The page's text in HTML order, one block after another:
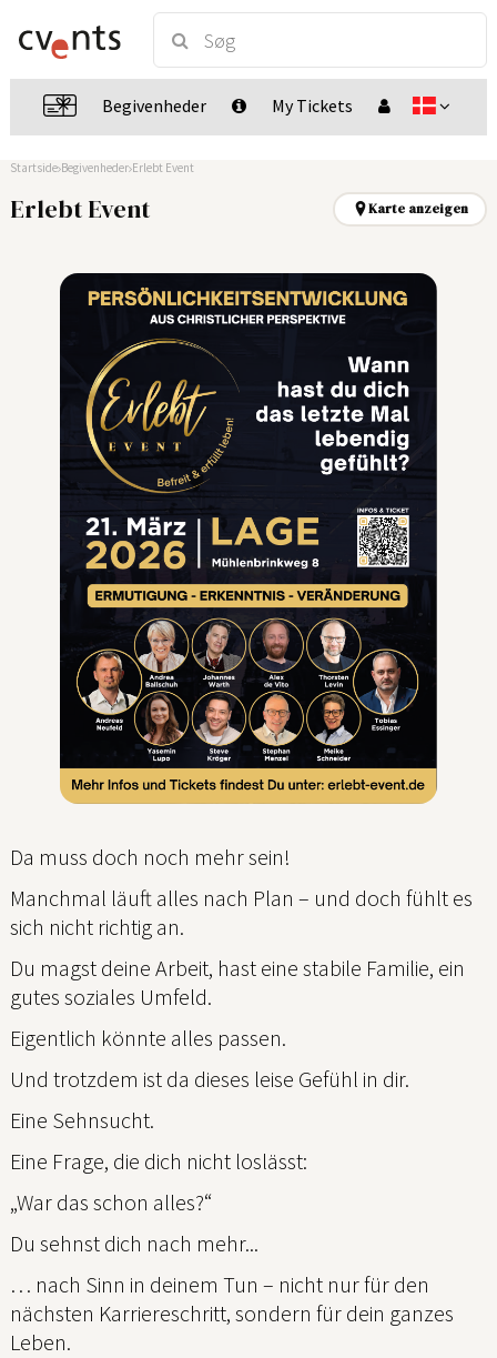
Begivenheder My Tickets
Startside Begivenheder Erlebt Event
Erlebt Event Karte anzeigen
Da muss doch noch mehr sein!
Manchmal läuft alles nach Plan – und doch fühlt es
sich nicht richtig an.
Du magst deine Arbeit, hast eine stabile Familie, ein
gutes soziales Umfeld.
Eigentlich könnte alles passen.
Und trotzdem ist da dieses leise Gefühl in dir.
Eine Sehnsucht.
Eine Frage, die dich nicht loslässt:
„War das schon alles?“
Du sehnst dich nach mehr...
… nach Sinn in deinem Tun – nicht nur für den
nächsten Karriereschritt, sondern für dein ganzes
Leben.